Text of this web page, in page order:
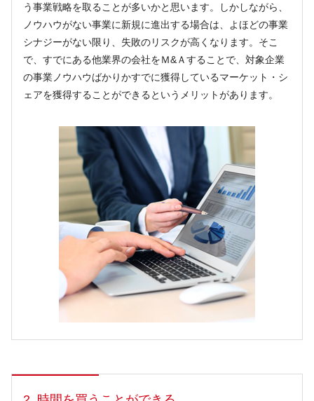
う事業戦略を取ることが多いかと思います。しかしながら、
ノウハウがない事業に新規に進出する場合は、よほどの事業
シナジーがない限り、失敗のリスクが高くなります。そこ
で、すでにある他業界の会社をＭ&Ａすることで、対象企業
の事業ノウハウばかりかすでに獲得しているマーケット・シ
ェアを獲得することができるというメリットがあります。